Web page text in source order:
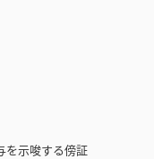
示唆する傍証